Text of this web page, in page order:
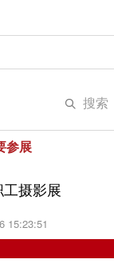
搜索
参展
工摄影展
15:23:51